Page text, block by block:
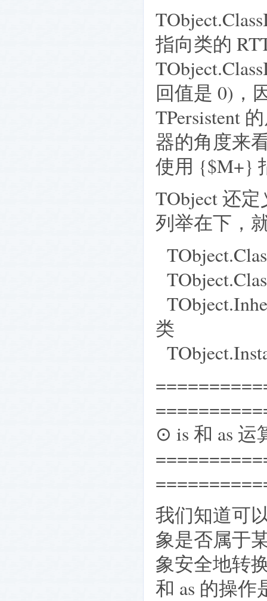
指向类的
回值是 0)，
TPersistent
器的角度来
使用 {$M+}
TObject 还
列举在下，
类
⊙ is 和 as 运
我们知道可
象是否属于
象安全地转
和 as 的操作